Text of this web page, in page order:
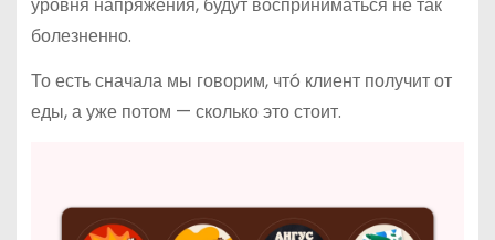
уровня напряжения, будут восприниматься не так
болезненно.
То есть сначала мы говорим, чтó клиент получит от
еды, а уже потом — сколько это стоит.